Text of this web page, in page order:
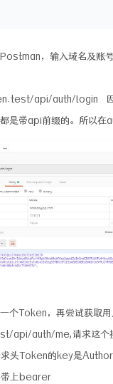
，输入域名及账
api/auth/login
是带api前缀的。所以在
个Token，再尝试获取用
api/auth/me,请求这个
头Token的key是
上bearer